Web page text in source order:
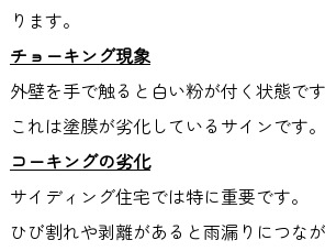
ります。
チョーキング現象
外壁を手で触ると白い粉が付く状態です
これは塗膜が劣化しているサインです。
コーキングの劣化
サイディング住宅では特に重要です。
ひび割れや剥離があると雨漏りにつな